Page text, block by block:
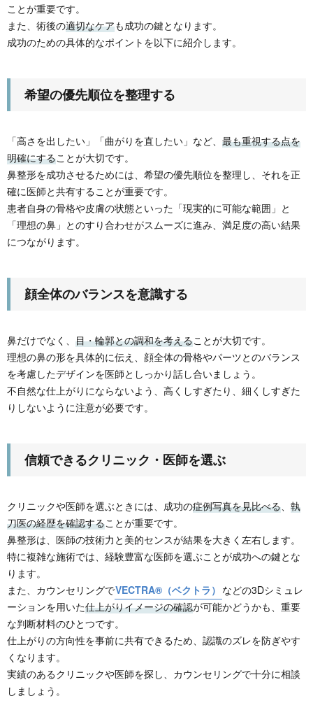
ことが重要です。
また、術後の適切なケアも成功の鍵となります。
成功のための具体的なポイントを以下に紹介します。
希望の優先順位を整理する
「高さを出したい」「曲がりを直したい」など、 最も重視する点を
明確にすることが大切です。
鼻整形を成功させるためには、希望の優先順位を整理し、それを正
確に医師と共有することが重要です。
患者自身の骨格や皮膚の状態といった「現実的に可能な範囲」と
「理想の鼻」とのすり合わせがスムーズに進み、満足度の高い結果
につながります。
顔全体のバランスを意識する
鼻だけでなく、 目・輪郭との調和を考えることが大切です。
理想の鼻の形を具体的に伝え、顔全体の骨格やパーツとのバランス
を考慮したデザインを医師としっかり話し合いましょう。
不自然な仕上がりにならないよう、高くしすぎたり、細くしすぎた
りしないように注意が必要です。
信頼できるクリニック・医師を選ぶ
クリニックや医師を選ぶときには、成功の症例写真を見比べる、 執
刀医の経歴を確認することが重要です。
鼻整形は、医師の技術力と美的センスが結果を大きく左右します。
特に複雑な施術では、経験豊富な医師を選ぶことが成功への鍵とな
ります。
また、カウンセリングでVECTRA®（ベクトラ） などの3Dシミュレ
ーションを用いた仕上がりイメージの確認が可能かどうかも、重要
な判断材料のひとつです。
仕上がりの方向性を事前に共有できるため、認識のズレを防ぎやす
くなります。
実績のあるクリニックや医師を探し、カウンセリングで十分に相談
しましょう。